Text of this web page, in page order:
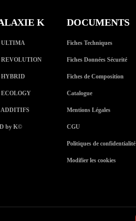
K
ULTIMA
REVOLUTION
by K©
DOCUMENTS
Fiches Techniques
Fiches Données Sécurité
Fiches de Composition
Catalogue
Mentions Légales
CGU
Politiques de confidentialité
Modifier les cookies